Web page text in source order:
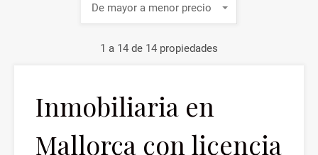
1 a 14 de 14 propiedades
De mayor a menor precio
Inmobiliaria en
Mallorca con licencia